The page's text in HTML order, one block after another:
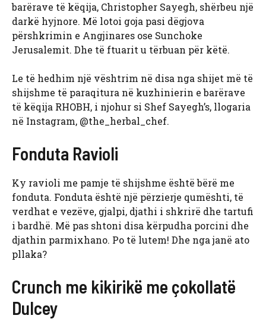
barërave të këqija, Christopher Sayegh, shërbeu një
darkë hyjnore. Më lotoi goja pasi dëgjova
përshkrimin e Angjinares ose Sunchoke
Jerusalemit. Dhe të ftuarit u tërbuan për këtë.
Le të hedhim një vështrim në disa nga shijet më të
shijshme të paraqitura në kuzhinierin e barërave
të këqija RHOBH, i njohur si Shef Sayegh’s, llogaria
në Instagram, @the_herbal_chef.
Fonduta Ravioli
Ky ravioli me pamje të shijshme është bërë me
fonduta. Fonduta është një përzierje qumështi, të
verdhat e vezëve, gjalpi, djathi i shkrirë dhe tartufi
i bardhë. Më pas shtoni disa kërpudha porcini dhe
djathin parmixhano. Po të lutem! Dhe nga janë ato
pllaka?
Crunch me kikirikë me çokollatë
Dulcey